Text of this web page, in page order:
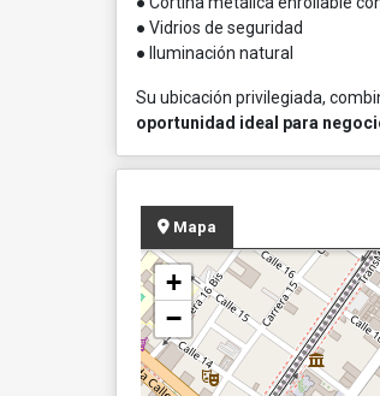
● Vidrios de seguridad
● Iluminación natural
Su ubicación privilegiada,
oportunidad ideal para
Mapa
+
−